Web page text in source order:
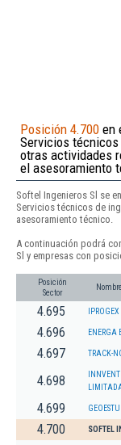
Posición 4.700 en
Servicios
otras actividades
el asesoramiento
Softel Ingenieros Sl se
Servicios técnicos de
asesoramiento técnico.
A continuación podrá
Sl y empresas con
Posición
Sector
4.695
4.696 ENERGA
4.697 TRACK-
4.698
4.699
4.700 SOFTEL